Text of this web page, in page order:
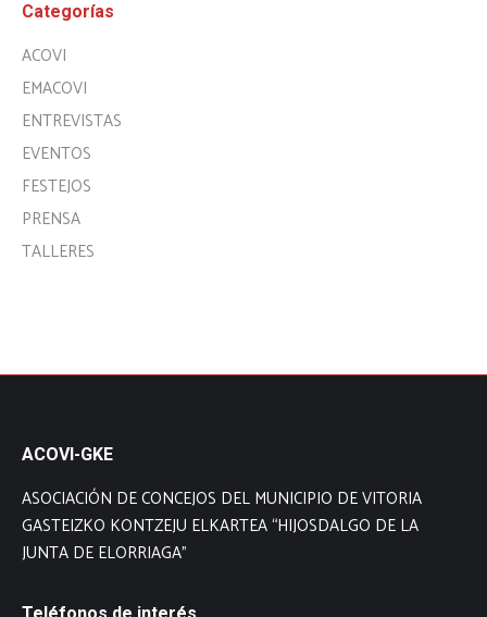
Categorías
ACOVI
EMACOVI
ENTREVISTAS
EVENTOS
FESTEJOS
PRENSA
TALLERES
ACOVI-GKE
ASOCIACIÓN DE CONCEJOS DEL MUNICIPIO DE VITORIA
GASTEIZKO KONTZEJU ELKARTEA “HIJOSDALGO DE LA
JUNTA DE ELORRIAGA”